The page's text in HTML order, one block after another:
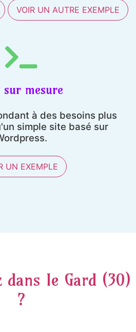
VOIR UN AUTRE EXEMPLE
sur mesure
à des besoins plus
simple site basé sur
UN EXEMPLE
dans le Gard (30)
?